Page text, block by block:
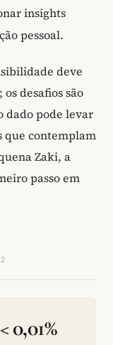
insights
pessoal.
deve
desafios são
dado pode levar
que contemplam
Zaki, a
passo em
< 0,01%